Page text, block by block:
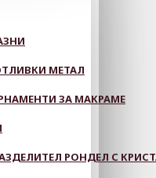
МЕТАЛ
ЗА МАКРАМЕ
РОНДЕЛ С